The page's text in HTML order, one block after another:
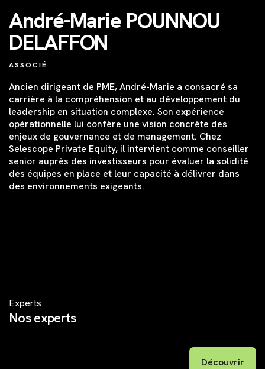
André-Marie POUNNOU
DELAFFON
ASSOCIÉ
Ancien dirigeant de PME, André-Marie a consacré sa
carrière à la compréhension et au développement du
leadership en situation complexe. Son expérience
opérationnelle lui confère une vision concrète des
enjeux de gouvernance et de management. Chez
Selescope Private Equity, il intervient comme conseiller
senior auprès des investisseurs pour évaluer la solidité
des équipes en place et leur capacité à délivrer dans
des environnements exigeants.
Experts
Nos experts
Découvrir